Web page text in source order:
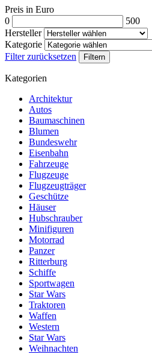
Preis in Euro
0
500
Hersteller
Kategorie
Filter zurücksetzen
Filtern
Kategorien
Architektur
Autos
Baumaschinen
Blumen
Bundeswehr
Eisenbahn
Fahrzeuge
Flugzeuge
Flugzeugträger
Geschütze
Häuser
Hubschrauber
Minifiguren
Motorrad
Panzer
Ritterburg
Schiffe
Sportwagen
Star Wars
Traktoren
Waffen
Western
Star Wars
Weihnachten